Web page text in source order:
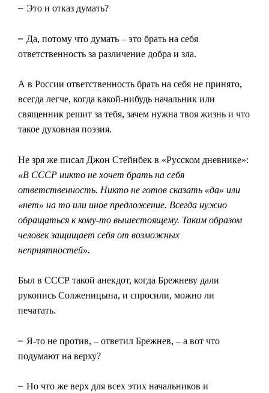
– Это и отказ думать?
– Да, потому что думать – это брать на себя
ответственность за различение добра и зла.
А в России ответственность брать на себя не принято,
всегда легче, когда какой-нибудь начальник или
священник решит за тебя, зачем нужна твоя жизнь и что
такое духовная поэзия.
Не зря же писал Джон Стейнбек в «Русском дневнике»:
«В СССР никто не хочет брать на себя
ответственность. Никто не готов сказать «да» или
«нет» на то или иное предложение. Всегда нужно
обращаться к кому-то вышестоящему. Таким образом
человек защищает себя от возможных
неприятностей».
Был в СССР такой анекдот, когда Брежневу дали
рукопись Солженицына, и спросили, можно ли
печатать.
– Я-то не против, – ответил Брежнев, – а вот что
подумают на верху?
– Но что же верх для всех этих начальников и